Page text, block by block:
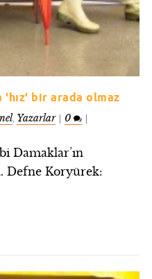
'hız' bir arada olmaz
, Yazarlar| 0 |
Damaklar’ın
Defne Koryürek: